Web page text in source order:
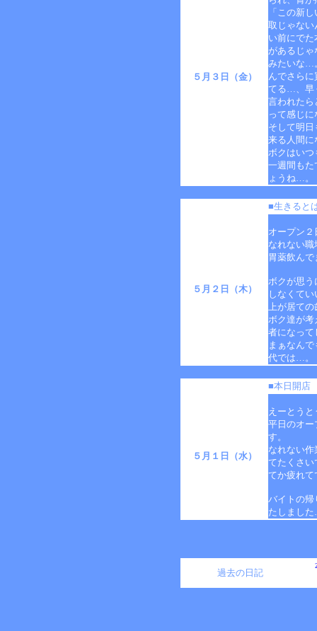
５月３日（金）
「この新
取じゃない
い前にで
があるじ
みたいな…
んでさら
てる…、早
言われた
って感じ
そして明
来る人間に
ボクはい
一週間もた
ょうね…。
■生きると
５月２日（木）
オープン２
なれない
胃薬飲ん
ボクが思う
しなくて
上が居ての
ボク達が考
者になって
まぁなん
代では…。
■本日開店
５月１日（水）
えーとう
平日のオー
す。
なれない
てたくさい
てか疲れ
バイトの帰
たしまし
過去の日記